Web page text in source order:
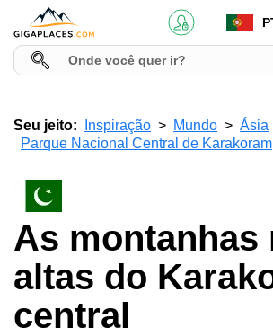
Seu jeito: Inspiração Mundo Ásia
Parque Nacional Central de Karakoram
As montanhas
altas do
central